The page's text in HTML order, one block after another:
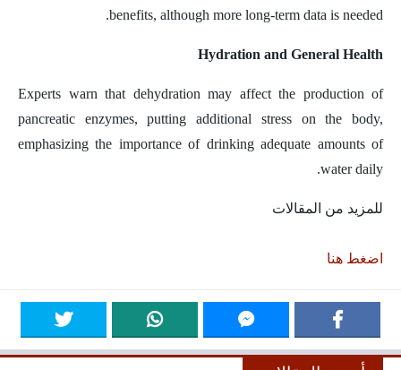
benefits, although more long-term data is needed.
Hydration and General Health
Experts warn that dehydration may affect the production of
pancreatic enzymes, putting additional stress on the body,
emphasizing the importance of drinking adequate amounts of
water daily.
للمزيد من المقالات
اضغط هنا